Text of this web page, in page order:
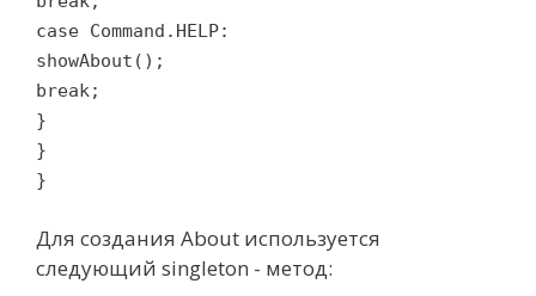
case Command.HELP:
showAbout();
break;
}
}
}
Для создания About используется
следующий singleton - метод: